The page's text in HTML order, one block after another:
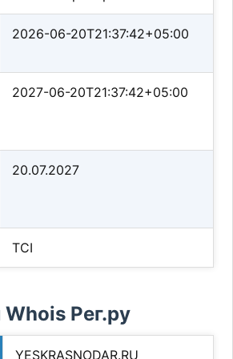
2026-06-20T21:37:42+05:00
2027-06-20T21:37:42+05:00
20.07.2027
TCI
Рег.ру
YESKRASNODAR.RU